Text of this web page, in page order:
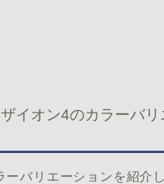
イオン4のカラーバリ
ーバリエーションを紹介